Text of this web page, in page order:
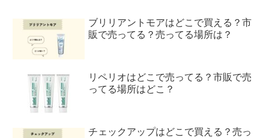
ブリリアントモアはどこで買える？市
販で売ってる？売ってる場所は？
リペリオはどこで売ってる？市販で売
ってる場所はどこ？
チェックアップはどこで買える？売っ